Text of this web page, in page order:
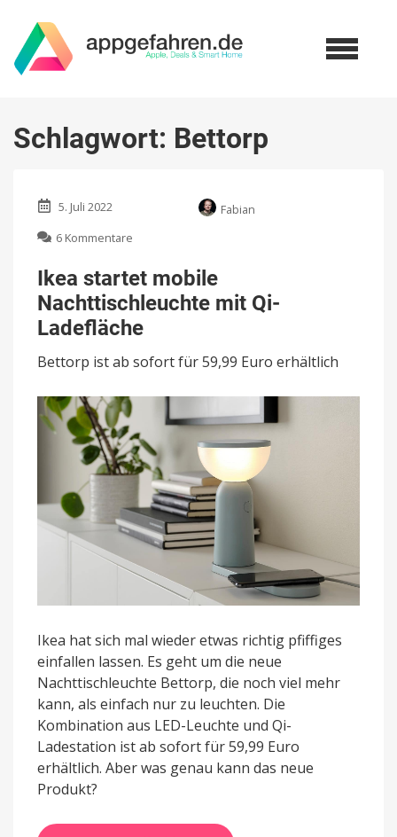
Schlagwort: Bettorp
5. Juli 2022
Fabian
6 Kommentare
startet
mobile
Nachttischleuchte
mit
Qi-
Ladefläche
Ikea startet mobile
Nachttischleuchte mit Qi-
Ladefläche
Bettorp ist ab sofort für 59,99 Euro erhältlich
Ikea hat sich mal wieder etwas richtig pfiffiges
einfallen lassen. Es geht um die neue
Nachttischleuchte Bettorp, die noch viel mehr
kann, als einfach nur zu leuchten. Die
Kombination aus LED-Leuchte und Qi-
Ladestation ist ab sofort für 59,99 Euro
erhältlich. Aber was genau kann das neue
Produkt?